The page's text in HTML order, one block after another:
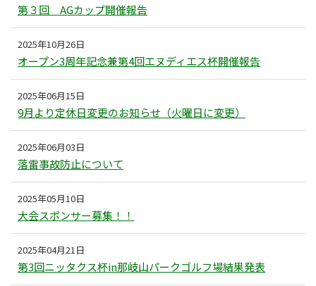
第３回 AGカップ開催報告
2025年10月26日
オープン3周年記念兼第4回エヌディエス杯開催報告
2025年06月15日
9月より定休日変更のお知らせ（火曜日に変更）
2025年06月03日
落雷事故防止について
2025年05月10日
大会スポンサー募集！！
2025年04月21日
第3回ニッタクス杯in那岐山パークゴルフ場結果発表